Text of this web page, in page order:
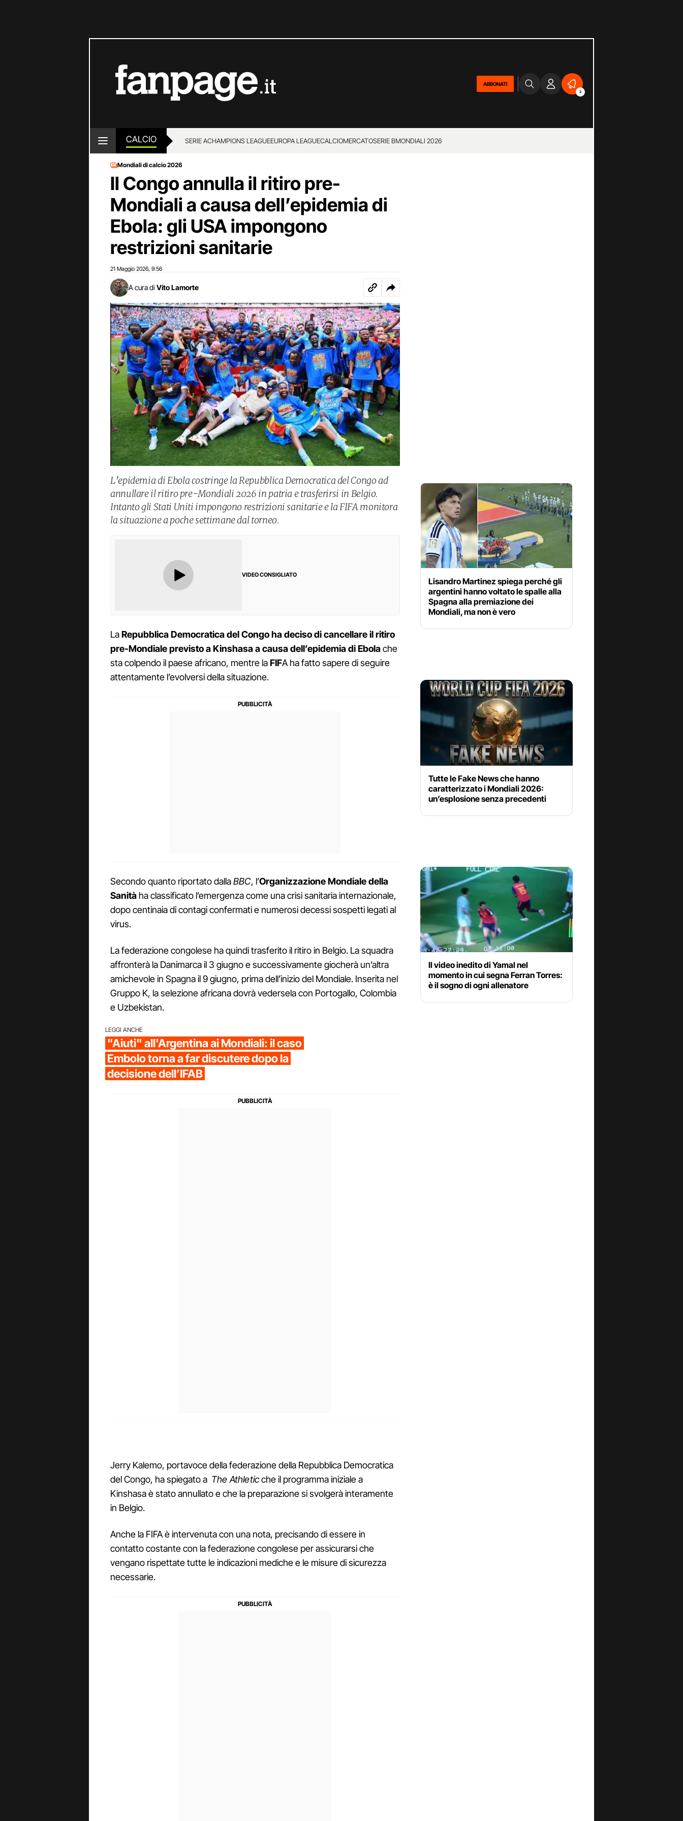
ABBONATI
2
CALCIO SERIE ACHAMPIONS LEAGUEEUROPA LEAGUECALCIOMERCATOSERIE BMONDIALI 2026
Mondiali di calcio 2026
Il Congo annulla il ritiro pre-
Mondiali a causa dell’epidemia di
Ebola: gli USA impongono
restrizioni sanitarie
21 Maggio 2026 9:56
A cura di Vito Lamorte
L’epidemia di Ebola costringe la Repubblica Democratica del Congo ad
annullare il ritiro pre-Mondiali 2026 in patria e trasferirsi in Belgio.
Intanto gli Stati Uniti impongono restrizioni sanitarie e la FIFA monitora
la situazione a poche settimane dal torneo.
VIDEO CONSIGLIATO
LaRepubblica Democratica del Congo ha deciso di cancellare il ritiro
pre-Mondiale previsto a Kinshasa a causa dell’epidemia di Ebolache
sta colpendo il paese africano, mentre laFIFA ha fatto sapere di seguire
attentamente l’evolversi della situazione.
Secondo quanto riportato dallaBBC, l’Organizzazione Mondiale della
Sanità ha classificato l’emergenza come una crisi sanitaria internazionale,
dopo centinaia di contagi confermati e numerosi decessi sospetti legati al
virus.
La federazione congolese ha quindi trasferito il ritiro in Belgio. La squadra
affronterà la Danimarca il 3 giugno e successivamente giocherà un’altra
amichevole in Spagna il 9 giugno, prima dell’inizio del Mondiale. Inserita nel
Gruppo K, la selezione africana dovrà vedersela con Portogallo, Colombia
e Uzbekistan.
LEGGI ANCHE
"Aiuti" all'Argentina ai Mondiali: il caso
Embolo torna a far discutere dopo la
decisione dell’IFAB
Jerry Kalemo, portavoce della federazione della Repubblica Democratica
del Congo, ha spiegato a The Athleticche il programma iniziale a
Kinshasa è stato annullato e che la preparazione si svolgerà interamente
in Belgio.
Anche la FIFA è intervenuta con una nota, precisando di essere in
contatto costante con la federazione congolese per assicurarsi che
vengano rispettate tutte le indicazioni mediche e le misure di sicurezza
necessarie.
Lisandro Martinez spiega perché gli
argentini hanno voltato le spalle alla
Spagna alla premiazione dei
Mondiali, ma non è vero
Tutte le Fake News che hanno
caratterizzato i Mondiali 2026:
un’esplosione senza precedenti
Il video inedito di Yamal nel
momento in cui segna Ferran Torres:
è il sogno di ogni allenatore